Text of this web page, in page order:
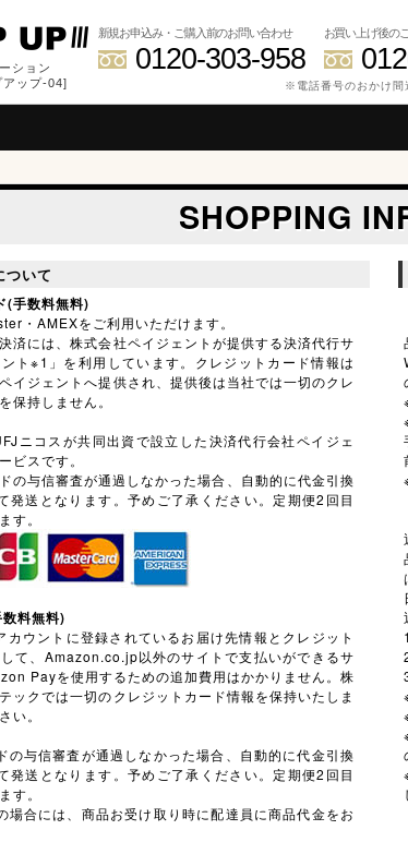
ション
アップ-04]
新規お申込み・ご購入前のお問い合わせ
0120-303-958
お買い上げ後の
※電話番号のおかけ間
SHOPPING
ついて
(手数料無料)
・AMEXをご利用いただけます。
済には、株式会社ペイジェントが提供する決済代行サ
ト※1」を利用しています。クレジットカード情報は
イジェントへ提供され、提供後は当社では一切のクレ
保持しません。
ニコスが共同出資で設立した決済代行会社ペイジェ
ビスです。
の与信審査が通過しなかった場合、自動的に代金引換
発送となります。予めご了承ください。定期便2回目
す。
料無料)
ウントに登録されているお届け先情報とクレジット
て、Amazon.co.jp以外のサイトで支払いができるサ
Payを使用するための追加費用はかかりません。株
ックでは一切のクレジットカード情報を保持いたしま
い。
の与信審査が通過しなかった場合、自動的に代金引換
発送となります。予めご了承ください。定期便2回目
す。
場合には、商品お受け取り時に配達員に商品代金をお